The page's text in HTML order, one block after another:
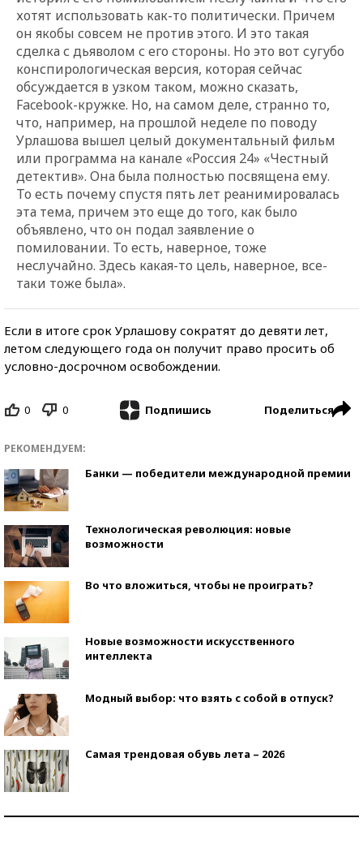
хотят использовать как-то политически. Причем
он якобы совсем не против этого. И это такая
сделка с дьяволом с его стороны. Но это вот сугубо
конспирологическая версия, которая сейчас
обсуждается в узком таком, можно сказать,
Facebook-кружке. Но, на самом деле, странно то,
что, например, на прошлой неделе по поводу
Урлашова вышел целый документальный фильм
или программа на канале «Россия 24» «Честный
детектив». Она была полностью посвящена ему.
То есть почему спустя пять лет реанимировалась
эта тема, причем это еще до того, как было
объявлено, что он подал заявление о
помиловании. То есть, наверное, тоже
неслучайно. Здесь какая-то цель, наверное, все-
таки тоже была».
Если в итоге срок Урлашову сократят до девяти лет,
летом следующего года он получит право просить об
условно-досрочном освобождении.
0 0 Подпишись Поделиться
РЕКОМЕНДУЕМ:
Банки — победители международной премии
Технологическая революция: новые
возможности
Во что вложиться, чтобы не проиграть?
Новые возможности искусственного
интеллекта
Модный выбор: что взять с собой в отпуск?
Самая трендовая обувь лета – 2026